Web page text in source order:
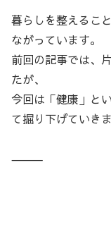
暮らしを整えるこ
ながっています。
前回の記事では、
たが、
今回は「健康」と
て掘り下げていきま
⸻